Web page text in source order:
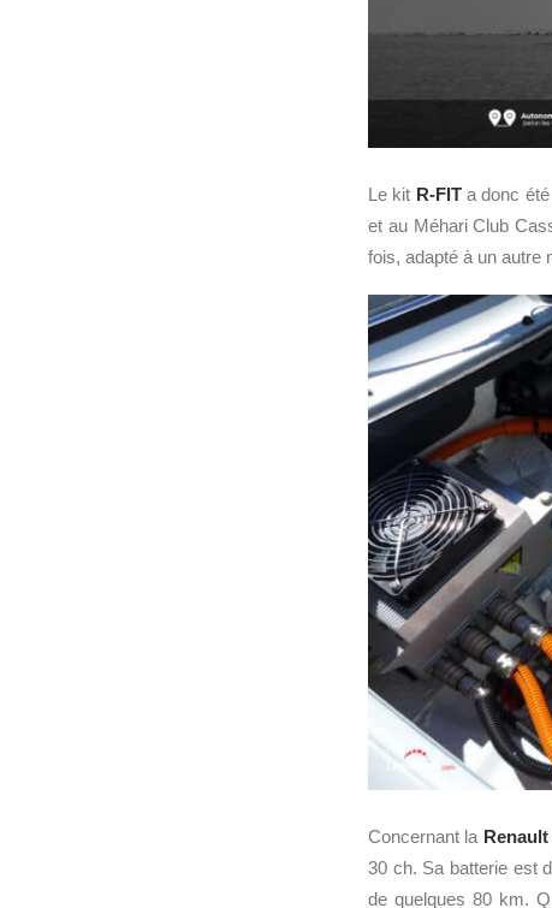
Le kit R-FITa donc été
et au Méhari Club
fois, adapté à un autre
Concernant la Renault
30 ch. Sa batterie est
de quelques 80 km.